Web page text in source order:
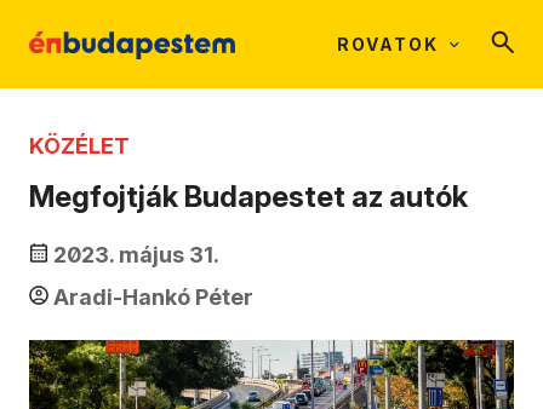
ROVATOK
KÖZÉLET
Megfojtják Budapestet az autók
2023. május 31.
Aradi-Hankó Péter